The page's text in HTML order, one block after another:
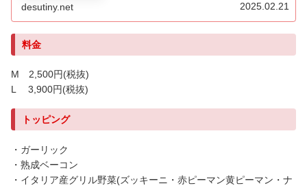
desutiny.net 2025.02.21
料金
M 2,500円(税抜)
L 3,900円(税抜)
トッピング
・ガーリック
・熟成ベーコン
・イタリア産グリル野菜(ズッキーニ・赤ピーマン黄ピーマン・ナ